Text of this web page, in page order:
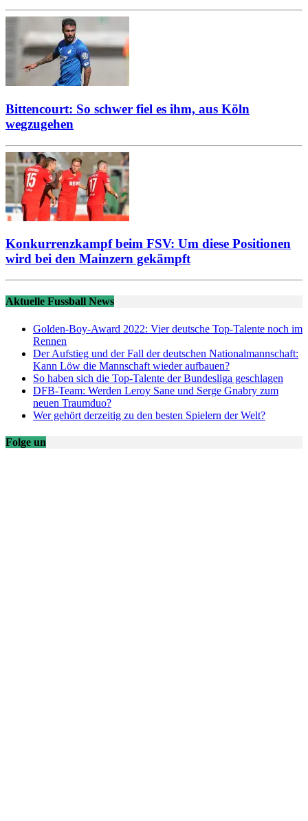
Bittencourt: So schwer fiel es ihm, aus Köln
wegzugehen
Konkurrenzkampf beim FSV: Um diese Positionen
wird bei den Mainzern gekämpft
Aktuelle Fussball News
Golden-Boy-Award 2022: Vier deutsche Top-Talente noch im
Rennen
Der Aufstieg und der Fall der deutschen Nationalmannschaft:
Kann Löw die Mannschaft wieder aufbauen?
So haben sich die Top-Talente der Bundesliga geschlagen
DFB-Team: Werden Leroy Sane und Serge Gnabry zum
neuen Traumduo?
Wer gehört derzeitig zu den besten Spielern der Welt?
Folge un